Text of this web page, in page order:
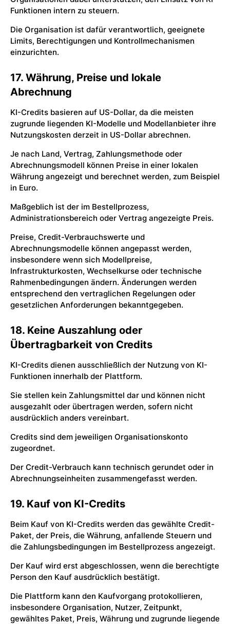
Funktionen intern zu steuern.
Die Organisation ist dafür verantwortlich, geeignete
Limits, Berechtigungen und Kontrollmechanismen
einzurichten.
17. Währung, Preise und lokale
Abrechnung
KI-Credits basieren auf US-Dollar, da die meisten
zugrunde liegenden KI-Modelle und Modellanbieter ihre
Nutzungskosten derzeit in US-Dollar abrechnen.
Je nach Land, Vertrag, Zahlungsmethode oder
Abrechnungsmodell können Preise in einer lokalen
Währung angezeigt und berechnet werden, zum Beispiel
in Euro.
Maßgeblich ist der im Bestellprozess,
Administrationsbereich oder Vertrag angezeigte Preis.
Preise, Credit-Verbrauchswerte und
Abrechnungsmodelle können angepasst werden,
insbesondere wenn sich Modellpreise,
Infrastrukturkosten, Wechselkurse oder technische
Rahmenbedingungen ändern. Änderungen werden
entsprechend den vertraglichen Regelungen oder
gesetzlichen Anforderungen bekanntgegeben.
18. Keine Auszahlung oder
Übertragbarkeit von Credits
KI-Credits dienen ausschließlich der Nutzung von KI-
Funktionen innerhalb der Plattform.
Sie stellen kein Zahlungsmittel dar und können nicht
ausgezahlt oder übertragen werden, sofern nicht
ausdrücklich anders vereinbart.
Credits sind dem jeweiligen Organisationskonto
zugeordnet.
Der Credit-Verbrauch kann technisch gerundet oder in
Abrechnungseinheiten zusammengefasst werden.
19. Kauf von KI-Credits
Beim Kauf von KI-Credits werden das gewählte Credit-
Paket, der Preis, die Währung, anfallende Steuern und
die Zahlungsbedingungen im Bestellprozess angezeigt.
Der Kauf wird erst abgeschlossen, wenn die berechtigte
Person den Kauf ausdrücklich bestätigt.
Die Plattform kann den Kaufvorgang protokollieren,
insbesondere Organisation, Nutzer, Zeitpunkt,
gewähltes Paket, Preis, Währung und zugrunde liegende